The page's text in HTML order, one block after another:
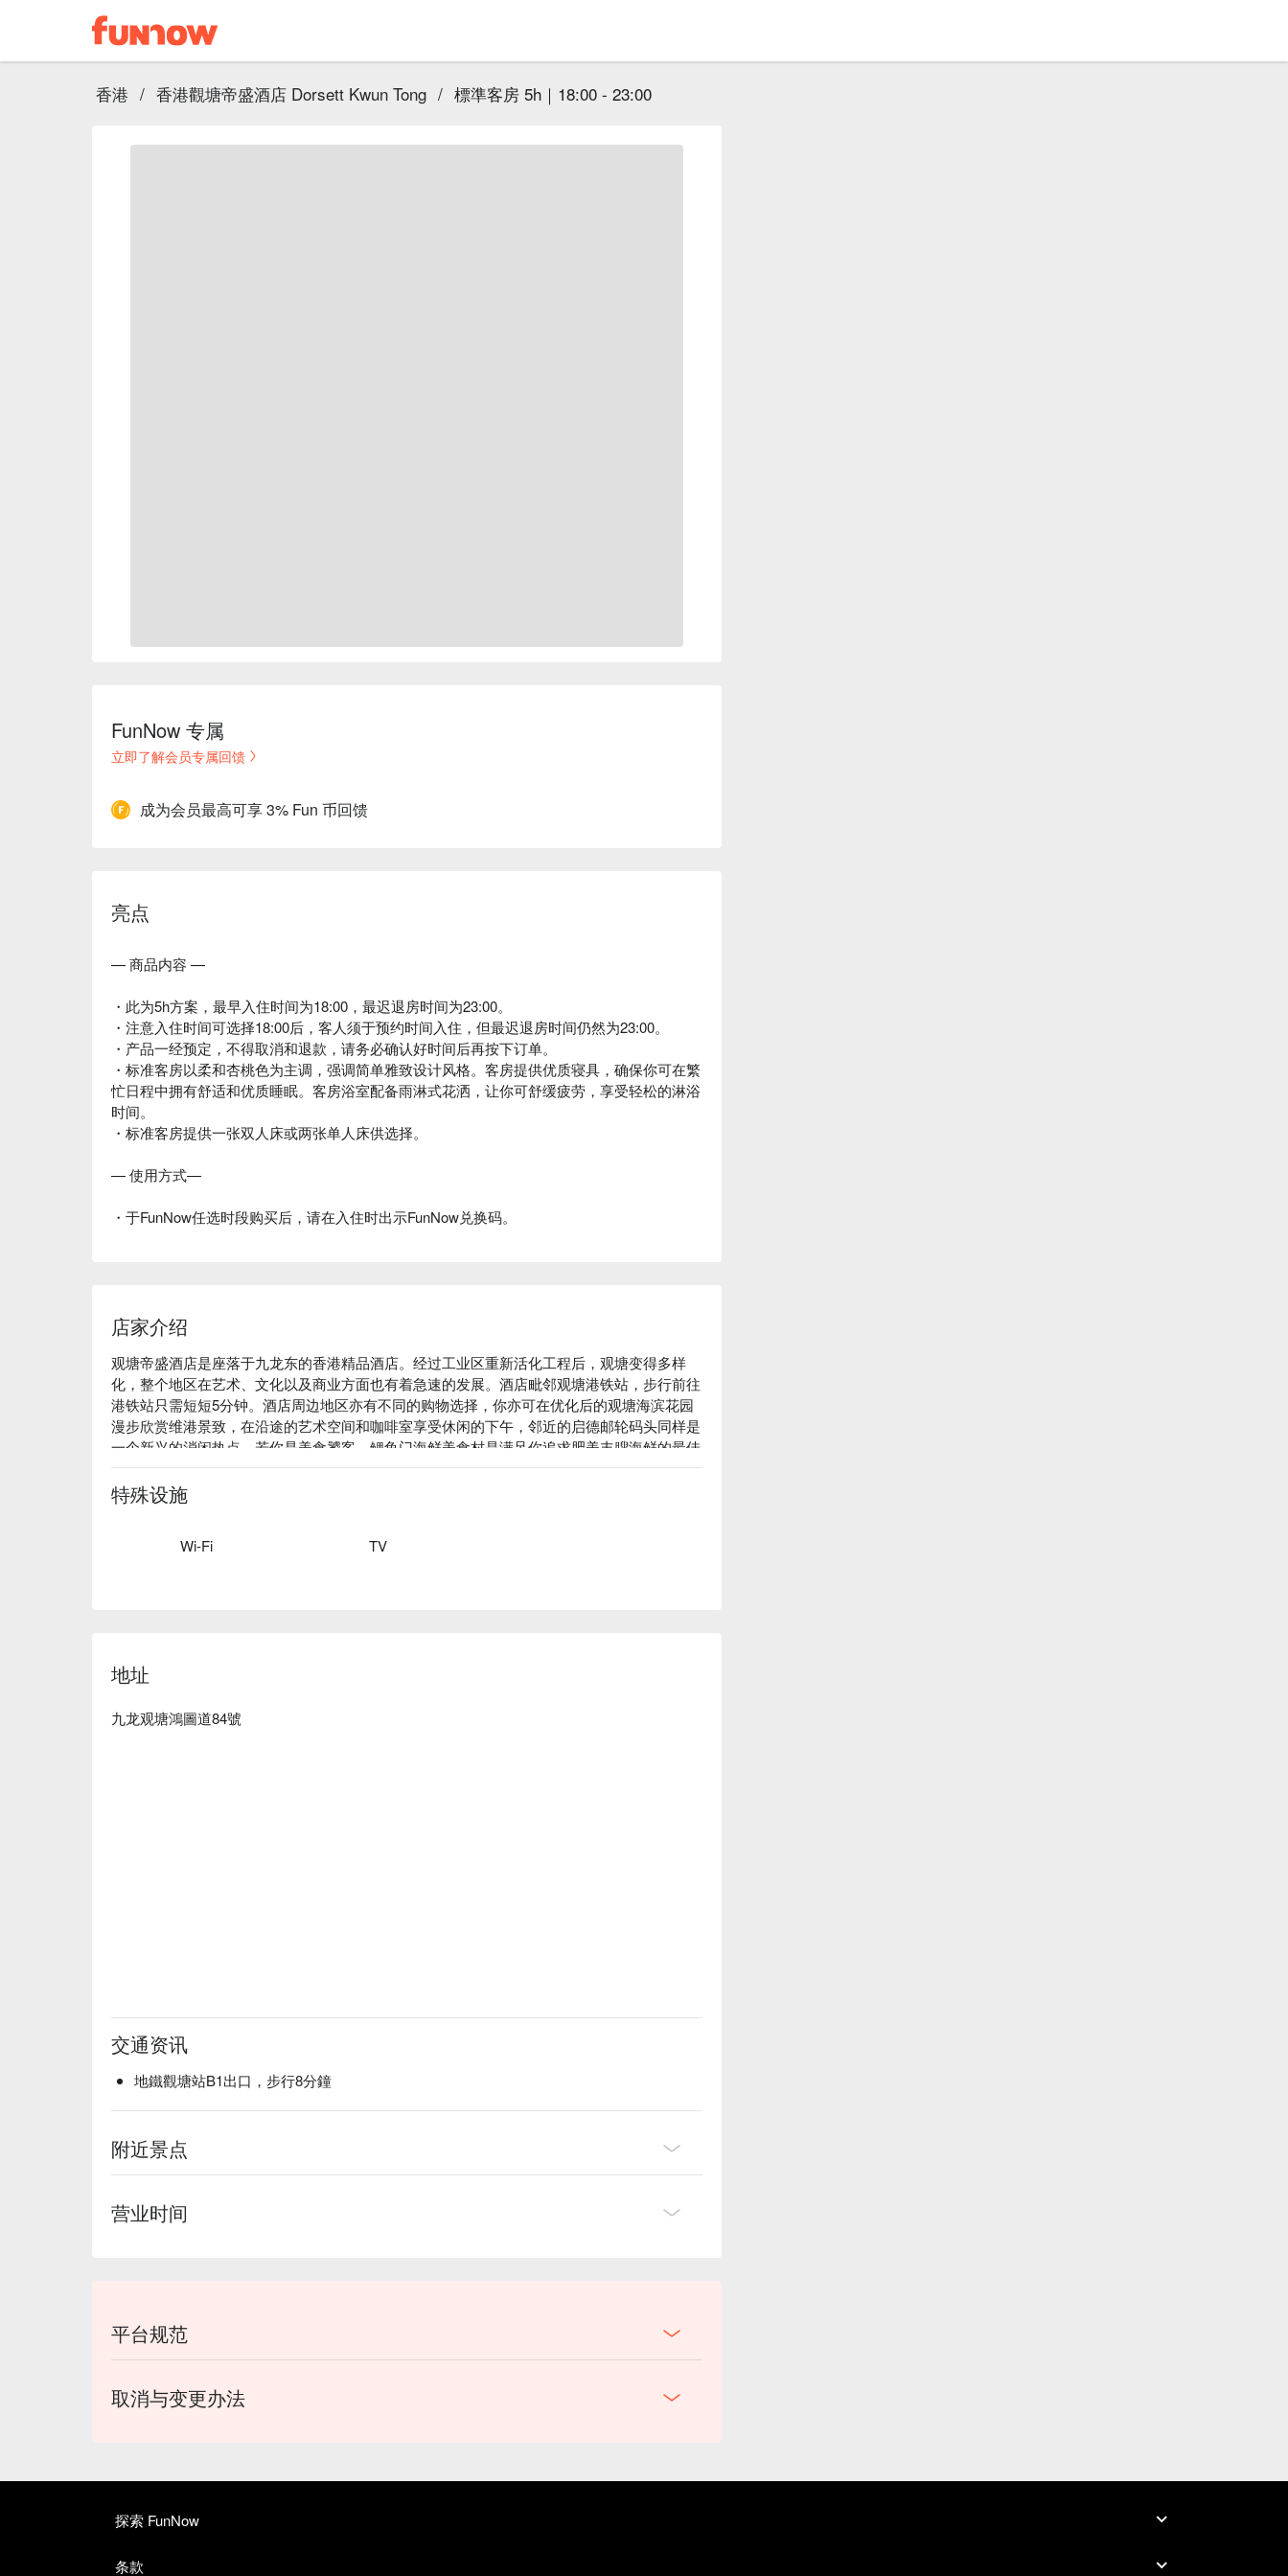
香港 / 香港觀塘帝盛酒店 Dorsett Kwun Tong / 標準客房 5h｜18:00 - 23:00
FunNow 专属
立即了解会员专属回馈
成为会员最高可享 3% Fun 币回馈
亮点
— 商品内容 —
・此为5h方案，最早入住时间为18:00，最迟退房时间为23:00。
・注意入住时间可选择18:00后，客人须于预约时间入住，但最迟退房时间仍然为23:00。
・产品一经预定，不得取消和退款，请务必确认好时间后再按下订单。
・标准客房以柔和杏桃色为主调，强调简单雅致设计风格。客房提供优质寝具，确保你可在繁
忙日程中拥有舒适和优质睡眠。客房浴室配备雨淋式花洒，让你可舒缓疲劳，享受轻松的淋浴
时间。
・标准客房提供一张双人床或两张单人床供选择。
— 使用方式—
・于FunNow任选时段购买后，请在入住时出示FunNow兑换码。
店家介绍
观塘帝盛酒店是座落于九龙东的香港精品酒店。经过工业区重新活化工程后，观塘变得多样
化，整个地区在艺术、文化以及商业方面也有着急速的发展。酒店毗邻观塘港铁站，步行前往
港铁站只需短短5分钟。酒店周边地区亦有不同的购物选择，你亦可在优化后的观塘海滨花园
漫步欣赏维港景致，在沿途的艺术空间和咖啡室享受休闲的下午，邻近的启德邮轮码头同样是
一个新兴的消闲热点。若你是美食饕客，鲤鱼门海鲜美食村是满足你追求肥美丰膄海鲜的最佳
地点。
观塘帝盛酒店为你提供舒适的住宿享受，酒店内配备一系列先进周全的休闲娱乐设施，紧贴观
塘现代化的步伐，加上全面贴心的礼宾服务，令观塘帝盛酒店成为商务和休闲旅客的绝佳选
特殊设施
Wi-Fi TV
地址
九龙观塘鴻圖道84號
交通资讯
地鐵觀塘站B1出口，步行8分鐘
附近景点
营业时间
平台规范
取消与变更办法
探索 FunNow
条款